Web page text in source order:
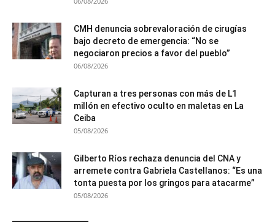
CMH denuncia sobrevaloración de cirugías
bajo decreto de emergencia: “No se
negociaron precios a favor del pueblo”
06/08/2026
Capturan a tres personas con más de L1
millón en efectivo oculto en maletas en La
Ceiba
05/08/2026
Gilberto Ríos rechaza denuncia del CNA y
arremete contra Gabriela Castellanos: “Es una
tonta puesta por los gringos para atacarme”
05/08/2026